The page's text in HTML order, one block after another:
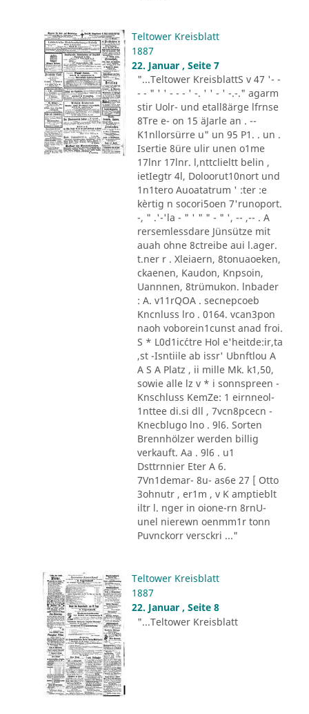
Teltower Kreisblatt
1887
22. Januar , Seite 7
"...Teltower KreisblattS v 47 '- -
- - " ' ' - - - ' -. ' ' - ' -.-." agarm
stir Uolr- und etall8ärge lfrnse
8Tre e- on 15 äJarle an . --
K1nllorsürre u" un 95 P1. . un .
Isertie 8üre ulir unen o1me
17lnr 17lnr. l,nttclieltt belin ,
ietIegtr 4l, Doloorut10nort und
1n1tero Auoatatrum ' :ter :e
kèrtig n socori5oen 7'runoport.
-, " .'-'la - " ' " " - " ', -- ,-- . A
rersemlessdare Jünsütze mit
auah ohne 8ctreibe aui l.ager.
t.ner r . Xleiaern, 8tonuaoeken,
ckaenen, Kaudon, Knpsoin,
Uannnen, 8trümukon. lnbader
: A. v11rQOA . secnepcoeb
Kncnluss lro . 0164. vcan3pon
naoh voborein1cunst anad froi.
S * L0d1ic´ctre Hol e'heitde:ir,ta
,st -Isntiile ab issr' Ubnftlou A
A S A Platz , ii mille Mk. k1,50,
sowie alle lz v * i sonnspreen -
Knschluss KemZe: 1 eirnneol-
1nttee di.si dll , 7vcn8pcecn -
Knecblugo lno . 9l6. Sorten
Brennhölzer werden billig
verkauft. Aa . 9l6 . u1
Dsttrnnier Eter A 6.
7Vn1demar- 8u- as6e 27 [ Otto
3ohnutr , er1m , v K amptieblt
iltr l. nger in oione-rn 8rnU-
unel nierewn oenmm1r tonn
Puvnckorr versckri ..."
Teltower Kreisblatt
1887
22. Januar , Seite 8
"...Teltower Kreisblatt